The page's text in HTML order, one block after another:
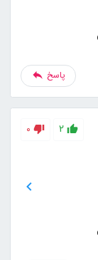
پاسخ
2
0